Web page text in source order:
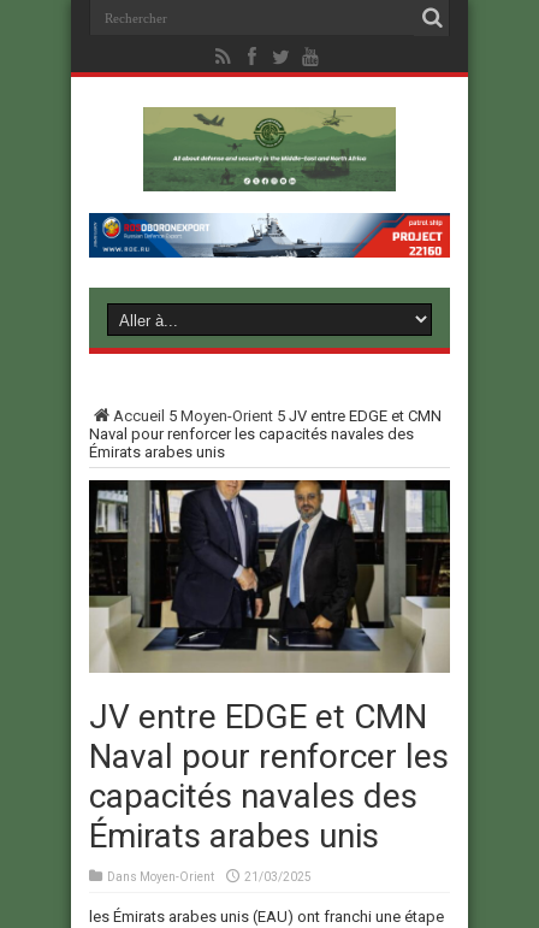
Accueil 5 Moyen-Orient 5 JV entre EDGE et CMN
Naval pour renforcer les capacités navales des
Émirats arabes unis
JV entre EDGE et CMN
Naval pour renforcer les
capacités navales des
Émirats arabes unis
Dans Moyen-Orient 21/03/2025
les Émirats arabes unis (EAU) ont franchi une étape